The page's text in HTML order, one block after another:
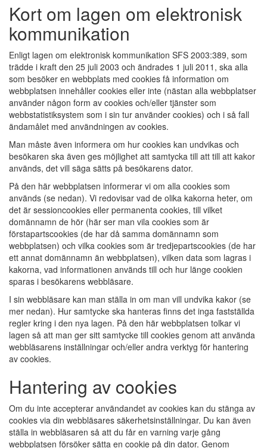
Kort om lagen om elektronisk
kommunikation
Enligt lagen om elektronisk kommunikation SFS 2003:389, som
trädde i kraft den 25 juli 2003 och ändrades 1 juli 2011, ska alla
som besöker en webbplats med cookies få information om
webbplatsen innehåller cookies eller inte (nästan alla webbplatser
använder någon form av cookies och/eller tjänster som
webbstatistiksystem som i sin tur använder cookies) och i så fall
ändamålet med användningen av cookies.
Man måste även informera om hur cookies kan undvikas och
besökaren ska även ges möjlighet att samtycka till att till att kakor
används, det vill säga sätts på besökarens dator.
På den här webbplatsen informerar vi om alla cookies som
används (se nedan). Vi redovisar vad de olika kakorna heter, om
det är sessioncookies eller permanenta cookies, till vilket
domännamn de hör (här ser man vila cookies som är
förstapartscookies (de har då samma domännamn som
webbplatsen) och vilka cookies som är tredjepartscookies (de har
ett annat domännamn än webbplatsen), vilken data som lagras i
kakorna, vad informationen används till och hur länge cookien
sparas i besökarens webbläsare.
I sin webbläsare kan man ställa in om man vill undvika kakor (se
mer nedan). Hur samtycke ska hanteras finns det inga fastställda
regler kring i den nya lagen. På den här webbplatsen tolkar vi
lagen så att man ger sitt samtycke till cookies genom att använda
webbläsarens inställningar och/eller andra verktyg för hantering
av cookies.
Hantering av cookies
Om du inte accepterar användandet av cookies kan du stänga av
cookies via din webbläsares säkerhetsinställningar. Du kan även
ställa in webbläsaren så att du får en varning varje gång
webbplatsen försöker sätta en cookie på din dator. Genom